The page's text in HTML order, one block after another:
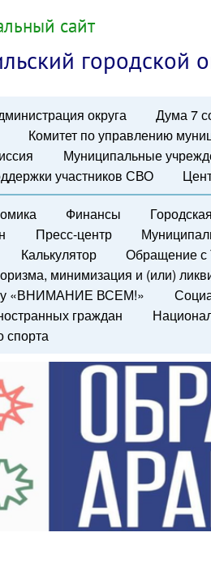
сайт
городской
округа Дума 7
Комитет по управлению
Муниципальные
участников СВО
Финансы
Пресс-центр
Калькулятор
Обращение
минимизация и (или)
«ВНИМАНИЕ ВСЕМ!»
граждан
спорта